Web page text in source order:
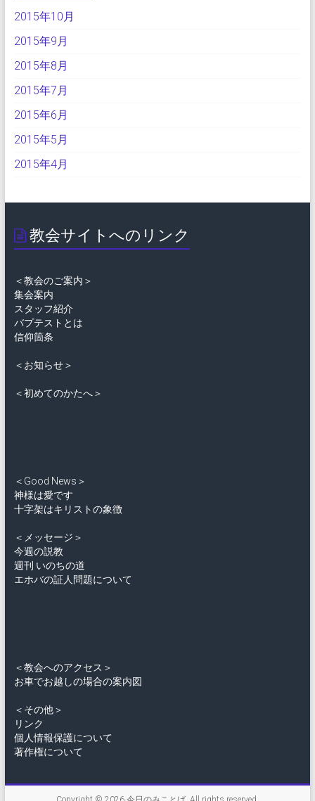
2015年10月
2015年9月
2015年8月
2015年7月
2015年6月
2015年5月
2015年4月
教会サイトへのリンク
＜教会のご案内＞
集会案内
スタッフ紹介
バプテストとは
信仰箇条
＜お知らせ＞
＜初めてのかたへ＞
＜Good News＞
神様は愛です
十字架はキリストの象徴
＜メッセージ＞
今週の説教
週刊 いのちの道
エホバの証人問題について
＜教会へのアクセス＞
お車でお越しの場合の案内図
＜その他＞
リンク
個人情報保護について
著作権について